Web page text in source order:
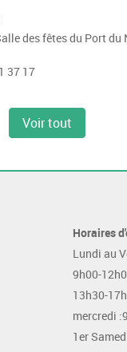
des fêtes du Port du
37 17
Voir tout
Horaires
Lundi au
9h00-
13h30-
mercredi
1er